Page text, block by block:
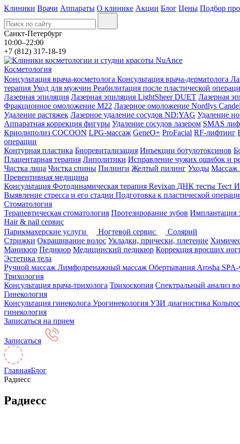
Клиники Врачи Аппараты О клинике Акции Блог Цены Подбор
Санкт-Петербург
10:00–22:00
+7 (812) 317-18-19
Косметология
Консультация врача-косметолога Консультация врача-дерматолога
терапия Уход для мужчин Реабилитация после пластической
Лазерная эпиляция Лазерная эпиляция LightSheer DUET Лазерная
Фракционное омоложение M22 Лазерное омоложение Nordlys
Удаление растяжек Лазерное удаление сосудов ND:YAG Удаление
Аппаратная коррекция фигуры Удаление сосудов лазером SMAS
Криолиполиз COCOON LPG-массаж GeneO+ ProFacial RF-лифтинг
операции
Контурная пластика Биоревитализация Инъекции ботулотоксинов
Плацентарная терапия Липолитики Исправление чужих ошибок и
Чистка лица Чистка спины Пилинги Желтый пилинг Уходы Массаж
Превентивная медицина
Консультация Фотодинамическая терапия Revixan ДНК тесты Тест
Выявление стресса и его стадии Подготовка к пластической
Стоматология
Терапевтическая стоматология Протезирование зубов Имплантация
Hair & nail сервис
Парикмахерские услуги
Ногтевой сервис
Солярий
Стрижки Окрашивание волос Укладки, прически, плетение
Маникюр Педикюр Медицинский педикюр Коррекция вросших
Эстетика тела
Ручной массаж Лимфодренажный массаж Обертывания Arosha
Трихология
Консультация врача-трихолога Трихоскопия Спектральный анализ
Гинекология
Консультация гинеколога Урогинекология УЗИ диагностика
гинекология
Записаться на прием
Записаться
ГлавнаяБлог
Радиесс
Радиесс